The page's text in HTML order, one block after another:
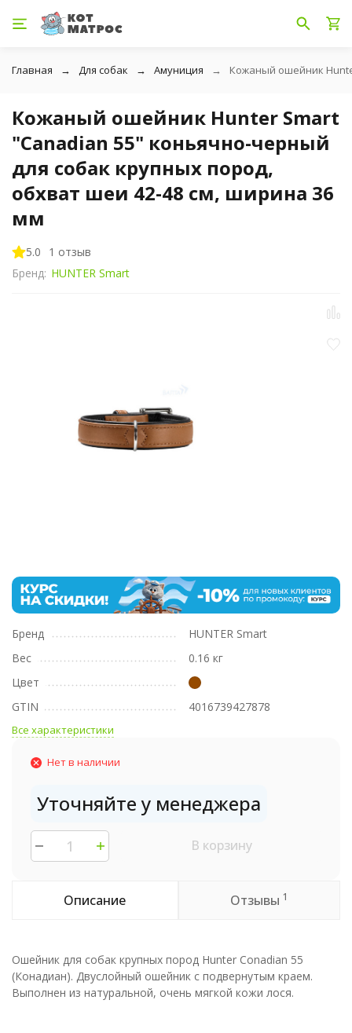
Главная Для собак Амуниция Кожаный ошейник
Кожаный ошейник Hunter Smart
"Canadian 55" коньячно-черный
для собак крупных пород,
обхват шеи 42-48 см, ширина 36
мм
5.0
1 отзыв
Бренд: HUNTER Smart
Бренд
HUNTER Smart
Вес
0.16 кг
Цвет
GTIN
4016739427878
Все характеристики
Нет в наличии
Уточняйте у менеджера
В корзину
Описание Отзывы 1
Ошейник для собак крупных пород Hunter Conadian 55
(Конадиан). Двуслойный ошейник с подвернутым краем.
Выполнен из натуральной, очень мягкой кожи лося.